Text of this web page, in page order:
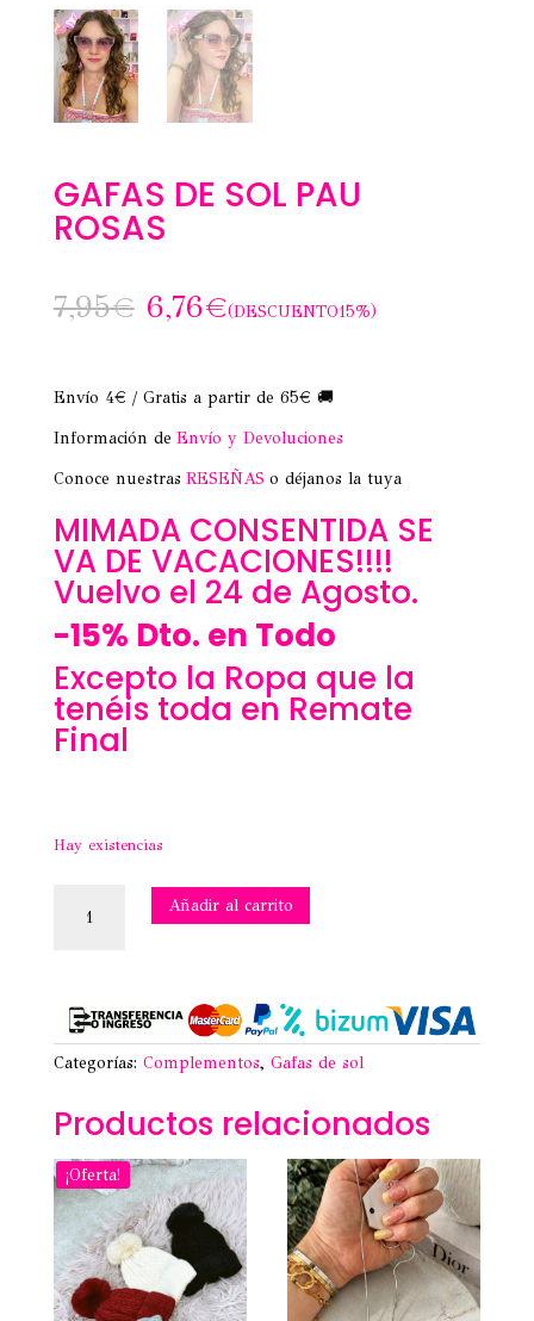
GAFAS DE SOL PAU
ROSAS
7,95€ 6,76€(DESCUENTO15%)
Envío 4€ / Gratis a partir de 65€ 🚚
Información de Envío y Devoluciones
Conoce nuestras RESEÑAS o déjanos la tuya
MIMADA CONSENTIDA SE
VA DE VACACIONES!!!!
Vuelvo el 24 de Agosto.
-15% Dto. en Todo
Excepto la Ropa que la
tenéis toda en Remate
Final
Hay existencias
cantidad
Añadir al carrito
Categorías: Complementos, Gafas de sol
Productos relacionados
¡Oferta!